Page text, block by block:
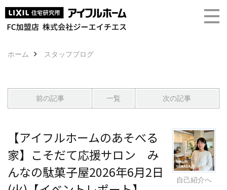
ホーム スタッフブログ
前の記事 一覧 次の記事
自己紹介へ
【アイフルホームのあそべる
家】こそだて応援サロン み
んなの駄菓子屋2026年6月2日